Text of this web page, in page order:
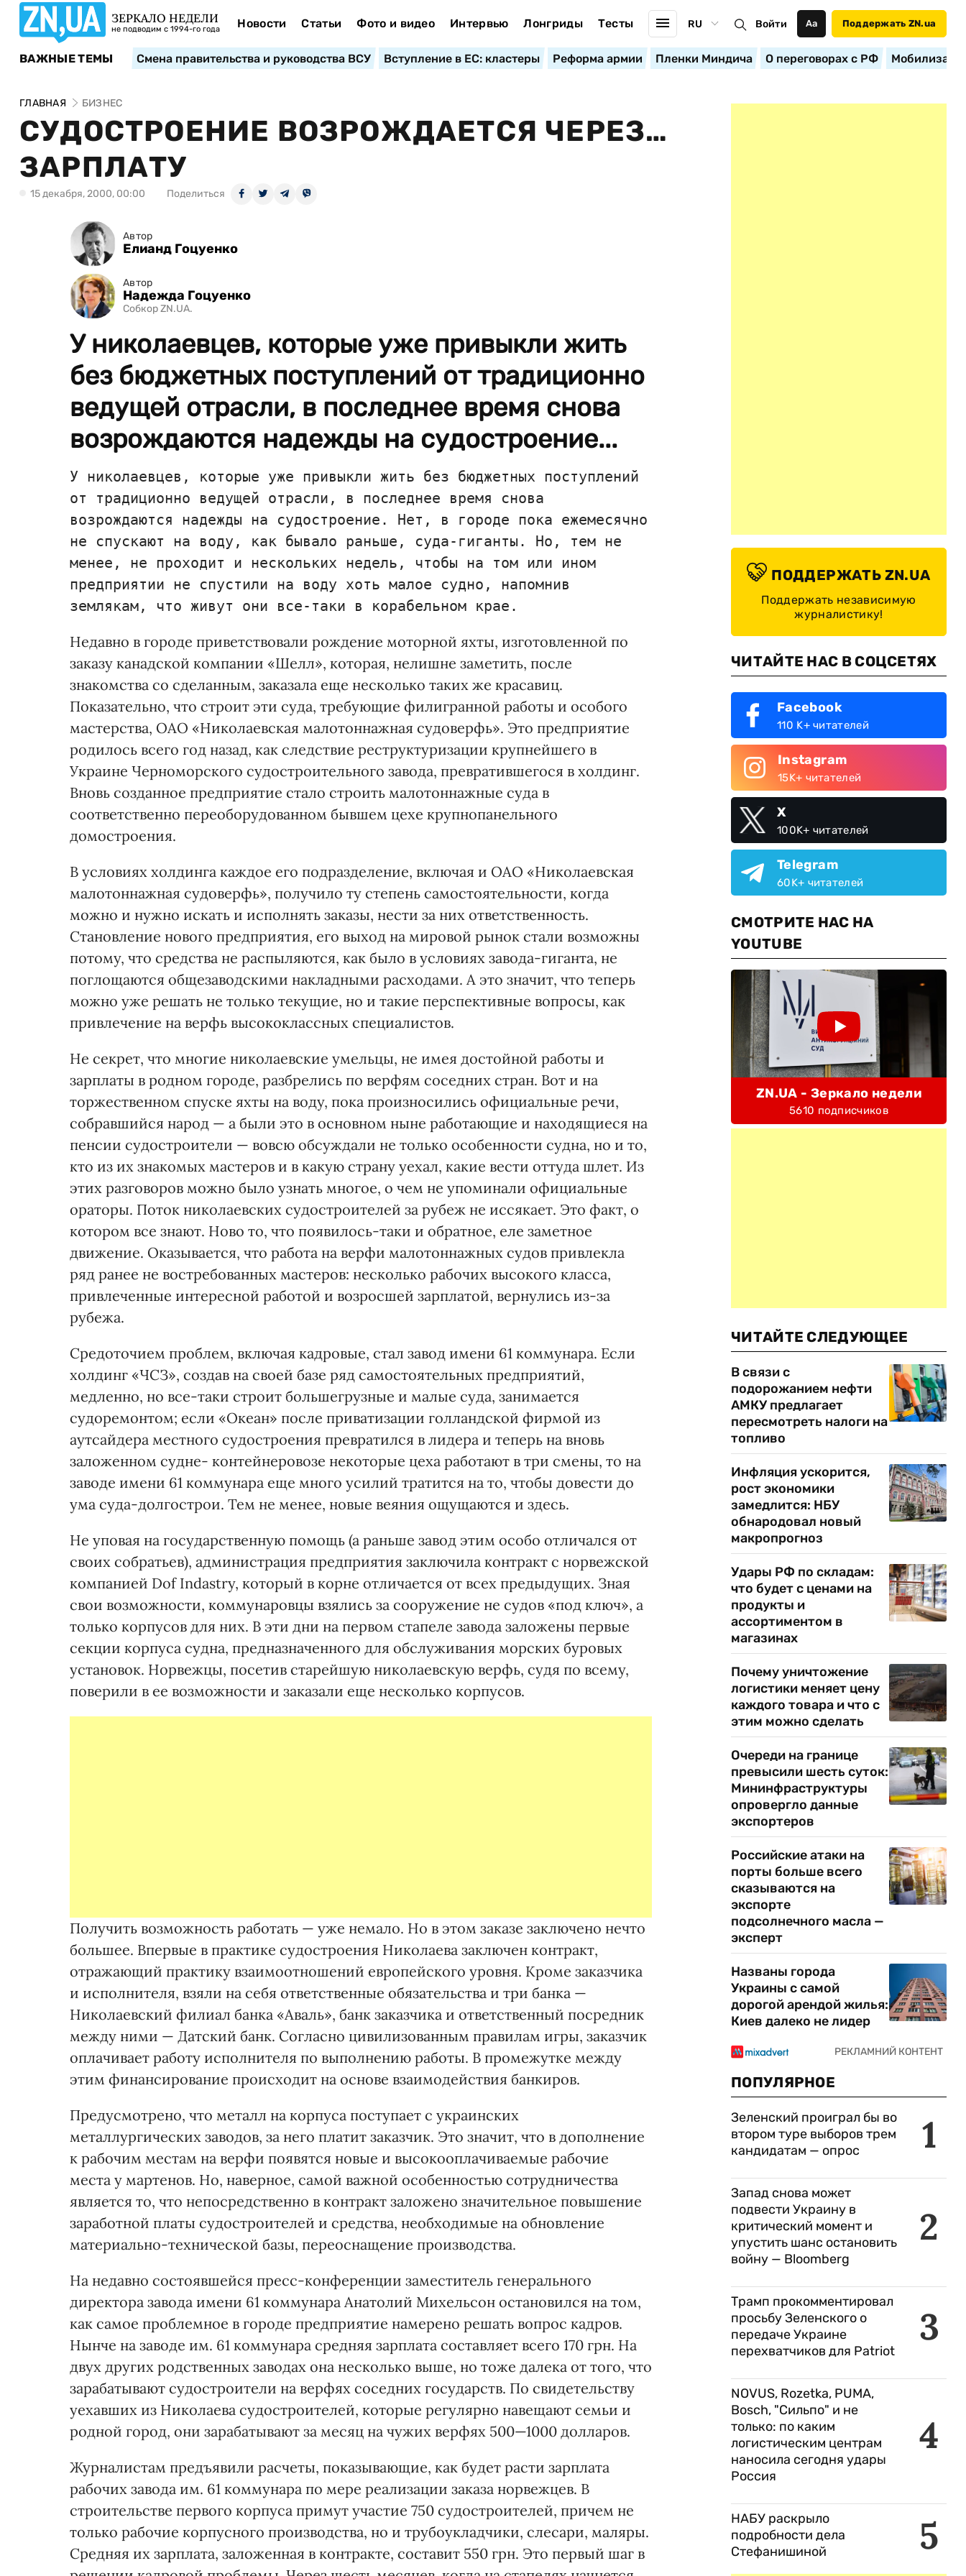
ЗЕРКАЛО НЕДЕЛИ
не подводим с 1994-го года Новости Статьи Фото и видео Интервью Лонгриды Тесты RU Войти Аа Поддержать ZN.ua
ВАЖНЫЕ ТЕМЫ Смена правительства и руководства ВСУ Вступление в ЕС: кластеры Реформа армии Пленки Миндича О переговорах с РФ
ГЛАВНАЯ БИЗНЕС
СУДОСТРОЕНИЕ ВОЗРОЖДАЕТСЯ ЧЕРЕЗ…
ЗАРПЛАТУ
15 декабря, 2000, 00:00 Поделиться
Автор
Елианд Гоцуенко
Автор
Надежда Гоцуенко
Собкор ZN.UA.
У николаевцев, которые уже привыкли жить
без бюджетных поступлений от традиционно
ведущей отрасли, в последнее время снова
возрождаются надежды на судостроение...
У николаевцев, которые уже привыкли жить без бюджетных поступлений
от традиционно ведущей отрасли, в последнее время снова
возрождаются надежды на судостроение. Нет, в городе пока ежемесячно
не спускают на воду, как бывало раньше, суда-гиганты. Но, тем не
менее, не проходит и нескольких недель, чтобы на том или ином
предприятии не спустили на воду хоть малое судно, напомнив
землякам, что живут они все-таки в корабельном крае.
Недавно в городе приветствовали рождение моторной яхты, изготовленной по
заказу канадской компании «Шелл», которая, нелишне заметить, после
знакомства со сделанным, заказала еще несколько таких же красавиц.
Показательно, что строит эти суда, требующие филигранной работы и особого
мастерства, ОАО «Николаевская малотоннажная судоверфь». Это предприятие
родилось всего год назад, как следствие реструктуризации крупнейшего в
Украине Черноморского судостроительного завода, превратившегося в холдинг.
Вновь созданное предприятие стало строить малотоннажные суда в
соответственно переоборудованном бывшем цехе крупнопанельного
домостроения.
В условиях холдинга каждое его подразделение, включая и ОАО «Николаевская
малотоннажная судоверфь», получило ту степень самостоятельности, когда
можно и нужно искать и исполнять заказы, нести за них ответственность.
Становление нового предприятия, его выход на мировой рынок стали возможны
потому, что средства не распыляются, как было в условиях завода-гиганта, не
поглощаются общезаводскими накладными расходами. А это значит, что теперь
можно уже решать не только текущие, но и такие перспективные вопросы, как
привлечение на верфь высококлассных специалистов.
Не секрет, что многие николаевские умельцы, не имея достойной работы и
зарплаты в родном городе, разбрелись по верфям соседних стран. Вот и на
торжественном спуске яхты на воду, пока произносились официальные речи,
собравшийся народ — а были это в основном ныне работающие и находящиеся на
пенсии судостроители — вовсю обсуждали не только особенности судна, но и то,
кто из их знакомых мастеров и в какую страну уехал, какие вести оттуда шлет. Из
этих разговоров можно было узнать многое, о чем не упоминали официальные
ораторы. Поток николаевских судостроителей за рубеж не иссякает. Это факт, о
котором все знают. Ново то, что появилось-таки и обратное, еле заметное
движение. Оказывается, что работа на верфи малотоннажных судов привлекла
ряд ранее не востребованных мастеров: несколько рабочих высокого класса,
привлеченные интересной работой и возросшей зарплатой, вернулись из-за
рубежа.
Средоточием проблем, включая кадровые, стал завод имени 61 коммунара. Если
холдинг «ЧСЗ», создав на своей базе ряд самостоятельных предприятий,
медленно, но все-таки строит большегрузные и малые суда, занимается
судоремонтом; если «Океан» после приватизации голландской фирмой из
аутсайдера местного судостроения превратился в лидера и теперь на вновь
заложенном судне- контейнеровозе некоторые цеха работают в три смены, то на
заводе имени 61 коммунара еще много усилий тратится на то, чтобы довести до
ума суда-долгострои. Тем не менее, новые веяния ощущаются и здесь.
Не уповая на государственную помощь (а раньше завод этим особо отличался от
своих собратьев), администрация предприятия заключила контракт с норвежской
компанией Dof Indastry, который в корне отличается от всех предыдущих. Зная
свои возможности, коммунаровцы взялись за сооружение не судов «под ключ», а
только корпусов для них. В эти дни на первом стапеле завода заложены первые
секции корпуса судна, предназначенного для обслуживания морских буровых
установок. Норвежцы, посетив старейшую николаевскую верфь, судя по всему,
поверили в ее возможности и заказали еще несколько корпусов.
Получить возможность работать — уже немало. Но в этом заказе заключено нечто
большее. Впервые в практике судостроения Николаева заключен контракт,
отражающий практику взаимоотношений европейского уровня. Кроме заказчика
и исполнителя, взяли на себя ответственные обязательства и три банка —
Николаевский филиал банка «Аваль», банк заказчика и ответственный посредник
между ними — Датский банк. Согласно цивилизованным правилам игры, заказчик
оплачивает работу исполнителя по выполнению работы. В промежутке между
этим финансирование происходит на основе взаимодействия банкиров.
Предусмотрено, что металл на корпуса поступает с украинских
металлургических заводов, за него платит заказчик. Это значит, что в дополнение
к рабочим местам на верфи появятся новые и высокооплачиваемые рабочие
места у мартенов. Но, наверное, самой важной особенностью сотрудничества
является то, что непосредственно в контракт заложено значительное повышение
заработной платы судостроителей и средства, необходимые на обновление
материально-технической базы, переоснащение производства.
На недавно состоявшейся пресс-конференции заместитель генерального
директора завода имени 61 коммунара Анатолий Михельсон остановился на том,
как самое проблемное в городе предприятие намерено решать вопрос кадров.
Нынче на заводе им. 61 коммунара средняя зарплата составляет всего 170 грн. На
двух других родственных заводах она несколько выше, но тоже далека от того, что
зарабатывают судостроители на верфях соседних государств. По свидетельству
уехавших из Николаева судостроителей, которые регулярно навещают семьи и
родной город, они зарабатывают за месяц на чужих верфях 500—1000 долларов.
Журналистам предъявили расчеты, показывающие, как будет расти зарплата
рабочих завода им. 61 коммунара по мере реализации заказа норвежцев. В
строительстве первого корпуса примут участие 750 судостроителей, причем не
только рабочие корпусного производства, но и трубоукладчики, слесари, маляры.
Средняя их зарплата, заложенная в контракте, составит 550 грн. Это первый шаг в
ПОДДЕРЖАТЬ ZN.UA
Поддержать независимую
журналистику!
ЧИТАЙТЕ НАС В СОЦСЕТЯХ
Facebook
110 K+ читателей
Instagram
15K+ читателей
X
100K+ читателей
Telegram
60K+ читателей
СМОТРИТЕ НАС НА
YOUTUBE
ZN.UA - Зеркало недели
5610 подписчиков
ЧИТАЙТЕ СЛЕДУЮЩЕЕ
В связи с
подорожанием нефти
АМКУ предлагает
пересмотреть налоги на
топливо
Инфляция ускорится,
рост экономики
замедлится: НБУ
обнародовал новый
макропрогноз
Удары РФ по складам:
что будет с ценами на
продукты и
ассортиментом в
магазинах
Почему уничтожение
логистики меняет цену
каждого товара и что с
этим можно сделать
Очереди на границе
превысили шесть суток:
Мининфраструктуры
опровергло данные
экспортеров
Российские атаки на
порты больше всего
сказываются на
экспорте
подсолнечного масла —
эксперт
Названы города
Украины с самой
дорогой арендой жилья:
Киев далеко не лидер
ПОПУЛЯРНОЕ
1
Зеленский проиграл бы во
втором туре выборов трем
кандидатам — опрос
2
Запад снова может
подвести Украину в
критический момент и
упустить шанс остановить
войну — Bloomberg
3
Трамп прокомментировал
просьбу Зеленского о
передаче Украине
перехватчиков для Patriot
4
NOVUS, Rozetka, PUMA,
Bosch, "Сильпо" и не
только: по каким
логистическим центрам
наносила сегодня удары
Россия
5
НАБУ раскрыло
подробности дела
Стефанишиной